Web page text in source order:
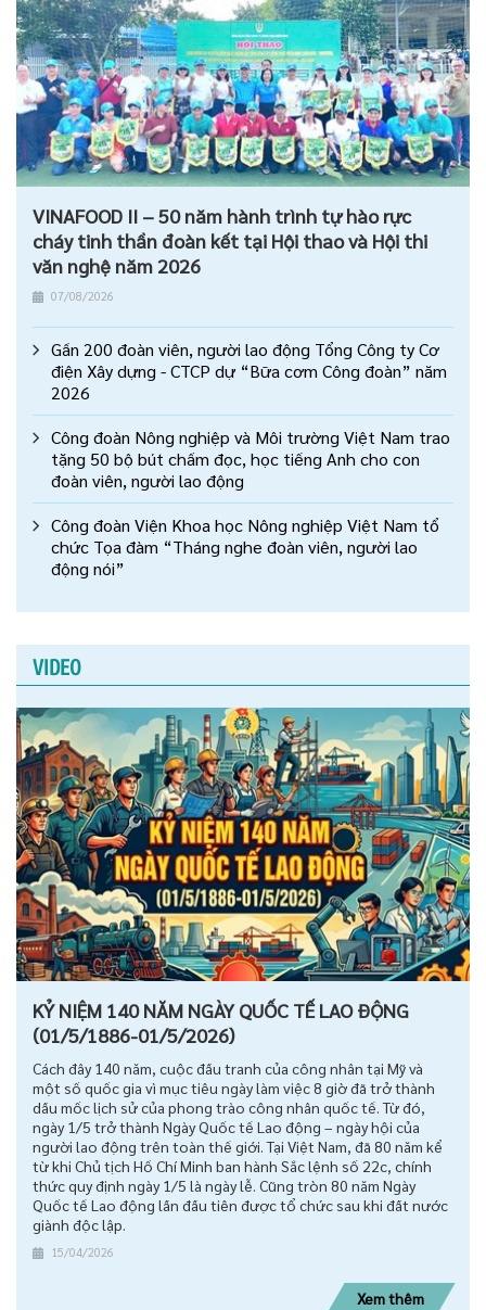
VINAFOOD II – 50 năm hành trình tự hào rực
cháy tinh thần đoàn kết tại Hội thao và Hội thi
văn nghệ năm 2026
07/08/2026
Gần 200 đoàn viên, người lao động Tổng Công ty Cơ
điện Xây dựng - CTCP dự “Bữa cơm Công đoàn” năm
2026
Công đoàn Nông nghiệp và Môi trường Việt Nam trao
tặng 50 bộ bút chấm đọc, học tiếng Anh cho con
đoàn viên, người lao động
Công đoàn Viện Khoa học Nông nghiệp Việt Nam tổ
chức Tọa đàm “Tháng nghe đoàn viên, người lao
động nói”
VIDEO
KỶ NIỆM 140 NĂM NGÀY QUỐC TẾ LAO ĐỘNG
(01/5/1886-01/5/2026)
Cách đây 140 năm, cuộc đấu tranh của công nhân tại Mỹ và
một số quốc gia vì mục tiêu ngày làm việc 8 giờ đã trở thành
dấu mốc lịch sử của phong trào công nhân quốc tế. Từ đó,
ngày 1/5 trở thành Ngày Quốc tế Lao động – ngày hội của
người lao động trên toàn thế giới. Tại Việt Nam, đã 80 năm kể
từ khi Chủ tịch Hồ Chí Minh ban hành Sắc lệnh số 22c, chính
thức quy định ngày 1/5 là ngày lễ. Cũng tròn 80 năm Ngày
Quốc tế Lao động lần đầu tiên được tổ chức sau khi đất nước
giành độc lập.
15/04/2026
Xem thêm